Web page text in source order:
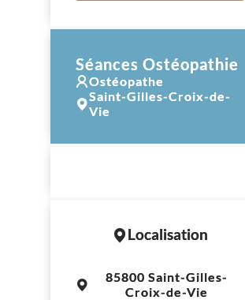
Séances Ostéopathie
Ostéopathe
Saint-Gilles-Croix-de-
Vie
Localisation
85800 Saint-Gilles-
Croix-de-Vie